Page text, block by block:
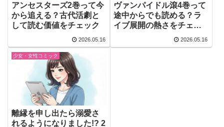
アンセスターズ2巻って今
から追える？古代活劇と
して読む価値をチェック
2026.05.16
ヴァンパイドル滾4巻って
途中からでも読める？ラ
イブ展開の熱さをチェッ
2026.05.16
少女・女性コミック
離縁を申し出たら溺愛さ
れるようになりました!? 2